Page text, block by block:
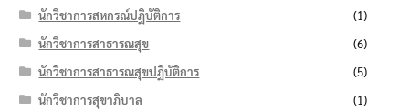
นักวิชาการสหกรณ์ปฏิบัติการ
(1)
นักวิชาการสาธารณสุข
(6)
นักวิชาการสาธารณสุขปฏิบัติการ
(5)
นักวิชาการสุขาภิบาล
(1)